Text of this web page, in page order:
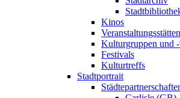
Kinos
Veranstaltungsstätten
Kulturgruppen und
Festivals
Kulturtreffs
Stadtportrait